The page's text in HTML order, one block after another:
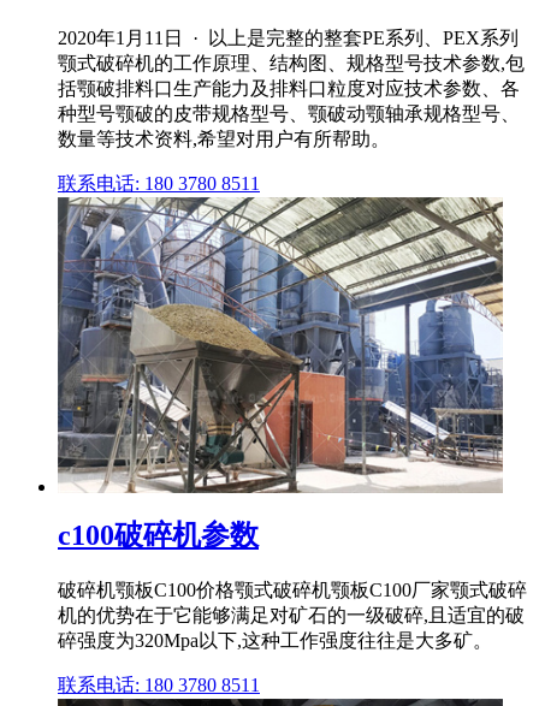
2020年1月11日 · 以上是完整的整套PE系列、PEX系列
颚式破碎机的工作原理、结构图、规格型号技术参数,包
括颚破排料口生产能力及排料口粒度对应技术参数、各
种型号颚破的皮带规格型号、颚破动颚轴承规格型号、
数量等技术资料,希望对用户有所帮助。
联系电话: 180 3780 8511
c100破碎机参数
破碎机颚板C100价格颚式破碎机颚板C100厂家颚式破碎
机的优势在于它能够满足对矿石的一级破碎,且适宜的破
碎强度为320Mpa以下,这种工作强度往往是大多矿。
联系电话: 180 3780 8511